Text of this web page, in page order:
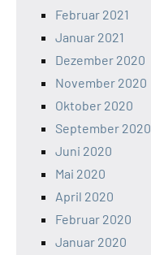
Februar 2021
Januar 2021
Dezember 2020
November 2020
Oktober 2020
September 2020
Juni 2020
Mai 2020
April 2020
Februar 2020
Januar 2020